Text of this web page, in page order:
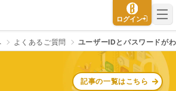
ス Buildee（ビルディー）
ログイン
よくあるご質問 ユーザーIDとパスワードが
記事の一覧はこちら